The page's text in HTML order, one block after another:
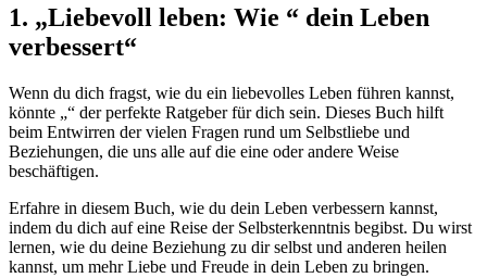
1. „Liebevoll leben: Wie “ dein Leben
verbessert“
Wenn du dich fragst, wie du ein liebevolles Leben führen kannst,
könnte „“ der perfekte Ratgeber für dich sein. Dieses Buch hilft
beim Entwirren der vielen Fragen rund um Selbstliebe und
Beziehungen, die uns alle auf die eine oder andere Weise
beschäftigen.
Erfahre in diesem Buch, wie du dein Leben verbessern kannst,
indem du dich auf eine Reise der Selbsterkenntnis begibst. Du wirst
lernen, wie du deine Beziehung zu dir selbst und anderen heilen
kannst, um mehr Liebe und Freude in dein Leben zu bringen.